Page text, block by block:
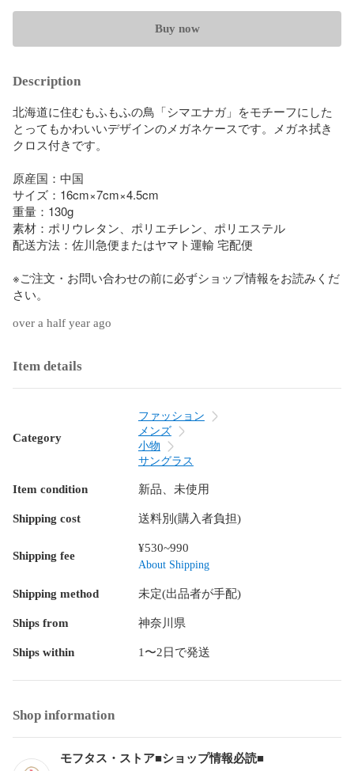
Buy now
Description
北海道に住むもふもふの鳥「シマエナガ」をモチーフにした
とってもかわいいデザインのメガネケースです。メガネ拭き
クロス付きです。
原産国：中国
サイズ：16cm×7cm×4.5cm
重量：130g
素材：ポリウレタン、ポリエチレン、ポリエステル
配送方法：佐川急便またはヤマト運輸 宅配便
※ご注文・お問い合わせの前に必ずショップ情報をお読みくだ
さい。
over a half year ago
Item details
Category
ファッション
メンズ
小物
サングラス
Item condition 新品、未使用
Shipping cost 送料別(購入者負担)
Shipping fee
¥530~990
About Shipping
Shipping method 未定(出品者が手配)
Ships from 神奈川県
Ships within 1〜2日で発送
Shop information
モフタス・ストア■ショップ情報必読■